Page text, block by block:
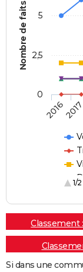
Nombre de faits
1/2
20162017
0
2,5
5
Classement
Si dans une